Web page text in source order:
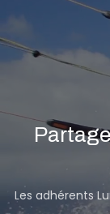
Les adhérents